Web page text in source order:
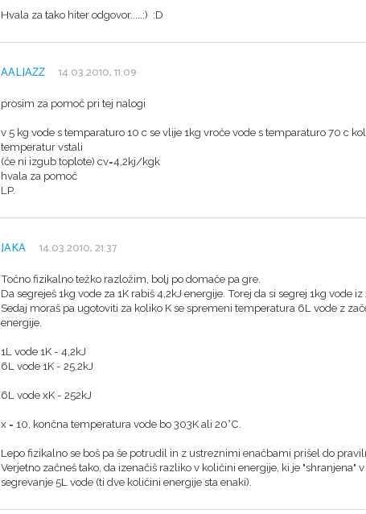
Hvala za tako hiter odgovor.....:) :D
AALJAZZ 14.03.2010, 11:09
prosim za pomoč pri tej nalogi
v 5 kg vode s temparaturo 10 c se vlije 1kg vroče vode s temparaturo 70 c
temperatur vstali
(če ni izgub toplote) cv=4,2kj/kgk
hvala za pomoč
LP.
JAKA 14.03.2010, 21:37
Točno fizikalno težko razložim, bolj po domače pa gre.
Da segreješ 1kg vode za 1K rabiš 4,2kJ energije. Torej da si segrej 1kg vode
Sedaj moraš pa ugotoviti za koliko K se spremeni temperatura 6L vode z
energije.
1L vode 1K - 4,2kJ
6L vode 1K - 25,2kJ
6L vode xK - 252kJ
x = 10, končna temperatura vode bo 303K ali 20°C.
Lepo fizikalno se boš pa še potrudil in z ustreznimi enačbami prišel do
Verjetno začneš tako, da izenačiš razliko v količini energije, ki je "shranjena"
segrevanje 5L vode (ti dve količini energije sta enaki).